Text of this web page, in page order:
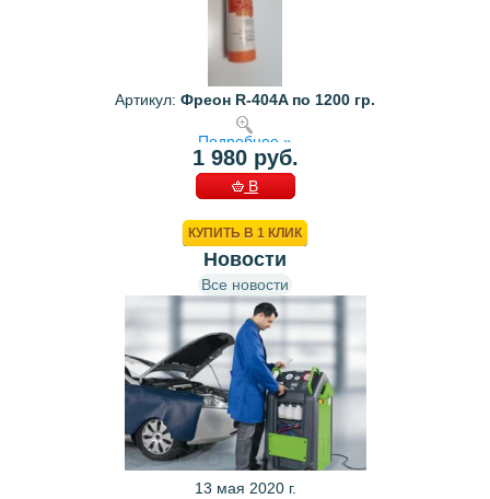
Артикул: Фреон R-404A по 1200 гр.
Подробнее »
1 980 руб.
В
КУПИТЬ В 1 КЛИК
Новости
Все новости
13 мая 2020 г.